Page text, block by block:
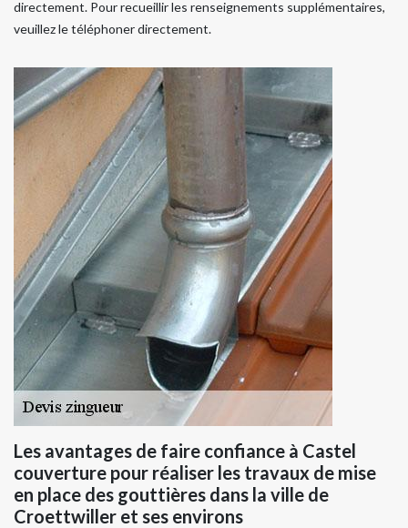
directement. Pour recueillir les renseignements supplémentaires,
veuillez le téléphoner directement.
Les avantages de faire confiance à Castel
couverture pour réaliser les travaux de mise
en place des gouttières dans la ville de
Croettwiller et ses environs